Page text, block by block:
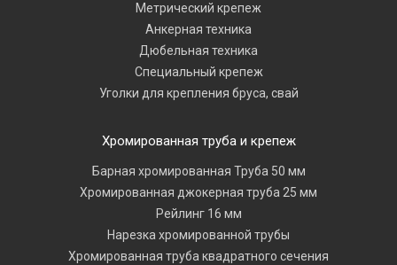
Метрический крепеж
Анкерная техника
Дюбельная техника
Специальный крепеж
Уголки для крепления бруса, свай
Хромированная труба и крепеж
Барная хромированная Труба 50 мм
Хромированная джокерная труба 25 мм
Рейлинг 16 мм
Нарезка хромированной трубы
Хромированная труба квадратного сечения